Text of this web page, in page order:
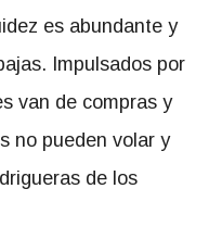
es abundante y
Impulsados ​​por
van de compras y
no pueden volar y
de los